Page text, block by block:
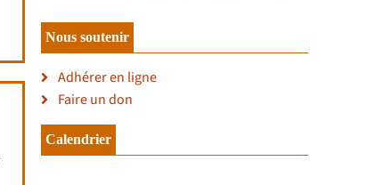
Nous soutenir
Adhérer en ligne
Faire un don
Calendrier